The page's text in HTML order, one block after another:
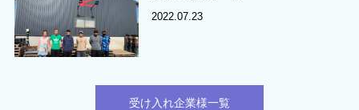
2022.07.23
受け入れ企業様一覧